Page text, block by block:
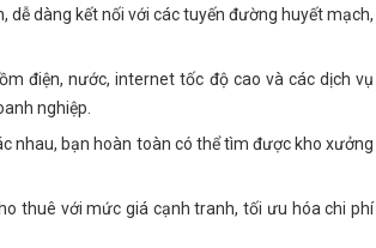
dàng kết nối với các tuyến đường huyết mạch,
điện, nước, internet tốc độ cao và các dịch vụ
nghiệp.
nhau, bạn hoàn toàn có thể tìm được kho xưởng
thuê với mức giá cạnh tranh, tối ưu hóa chi phí